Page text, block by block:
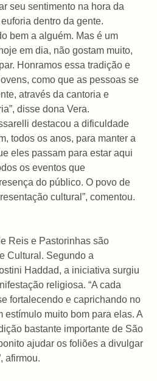
seu sentimento na hora da
dentro da gente.
bem a alguém. Mas é um
em dia, não gostam muito,
Honramos essa tradição e
como que as pessoas se
através da cantoria e
disse dona Vera.
destacou a dificuldade
todos os anos, para manter a
eles passam para estar aqui
os eventos que
do público. O povo de
cultural”, comentou.
Reis e Pastorinhas são
Cultural. Segundo a
Haddad, a iniciativa surgiu
religiosa. “A cada
fortalecendo e caprichando no
estímulo muito bom para elas. A
bastante importante de São
ajudar os foliões a divulgar
afirmou.